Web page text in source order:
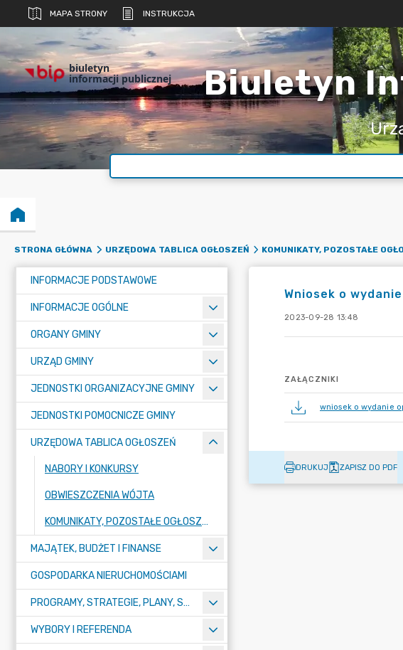
MAPA STRONY INSTRUKCJA
biuletyn
informacji publicznej Biuletyn
STRONA GŁÓWNA URZĘDOWA TABLICA OGŁOSZEŃ KOMUNIKATY, POZOSTAŁE
INFORMACJE PODSTAWOWE
INFORMACJE OGÓLNE
ORGANY GMINY
URZĄD GMINY
JEDNOSTKI ORGANIZACYJNE GMINY
JEDNOSTKI POMOCNICZE GMINY
URZĘDOWA TABLICA OGŁOSZEŃ
NABORY I KONKURSY
OBWIESZCZENIA WÓJTA
KOMUNIKATY, POZOSTAŁE OGŁOSZENIA, OBWIESZCZENIA I INFORMACJE
MAJĄTEK, BUDŻET I FINANSE
GOSPODARKA NIERUCHOMOŚCIAMI
PROGRAMY, STRATEGIE, PLANY, SPRAWOZDANIA I OPRACOWANIA
WYBORY I REFERENDA
Wniosek o
2023-09-28 13:48
ZAŁĄCZNIKI
wniosek o wydanie
DRUKUJ ZAPISZ DO PDF